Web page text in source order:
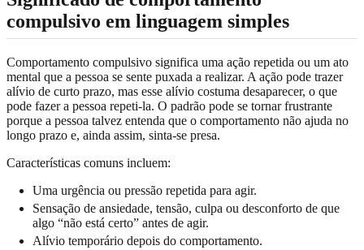
compulsivo em linguagem simples
Comportamento compulsivo significa uma ação repetida ou um ato
mental que a pessoa se sente puxada a realizar. A ação pode trazer
alívio de curto prazo, mas esse alívio costuma desaparecer, o que
pode fazer a pessoa repeti-la. O padrão pode se tornar frustrante
porque a pessoa talvez entenda que o comportamento não ajuda no
longo prazo e, ainda assim, sinta-se presa.
Características comuns incluem:
Uma urgência ou pressão repetida para agir.
Sensação de ansiedade, tensão, culpa ou desconforto de que
algo “não está certo” antes de agir.
Alívio temporário depois do comportamento.